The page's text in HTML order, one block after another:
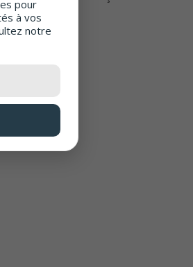
pour
à vos
notre